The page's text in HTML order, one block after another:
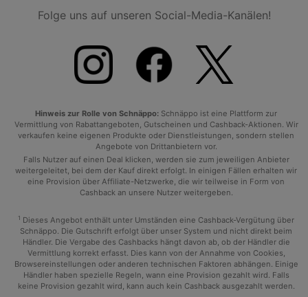
Folge uns auf unseren Social-Media-Kanälen!
Hinweis zur Rolle von Schnäppo: Schnäppo ist eine Plattform zur
Vermittlung von Rabattangeboten, Gutscheinen und Cashback-Aktionen. Wir
verkaufen keine eigenen Produkte oder Dienstleistungen, sondern stellen
Angebote von Drittanbietern vor.
Falls Nutzer auf einen Deal klicken, werden sie zum jeweiligen Anbieter
weitergeleitet, bei dem der Kauf direkt erfolgt. In einigen Fällen erhalten wir
eine Provision über Affiliate-Netzwerke, die wir teilweise in Form von
Cashback an unsere Nutzer weitergeben.
1 Dieses Angebot enthält unter Umständen eine Cashback-Vergütung über
Schnäppo. Die Gutschrift erfolgt über unser System und nicht direkt beim
Händler. Die Vergabe des Cashbacks hängt davon ab, ob der Händler die
Vermittlung korrekt erfasst. Dies kann von der Annahme von Cookies,
Browsereinstellungen oder anderen technischen Faktoren abhängen. Einige
Händler haben spezielle Regeln, wann eine Provision gezahlt wird. Falls
keine Provision gezahlt wird, kann auch kein Cashback ausgezahlt werden.